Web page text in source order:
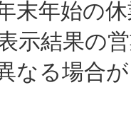
末年始の
示結果の
る場合が